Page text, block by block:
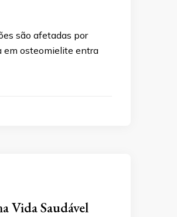
são afetadas por
em osteomielite entra
Vida Saudável